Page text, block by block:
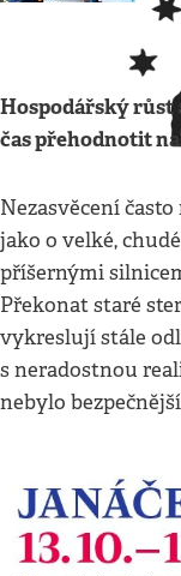
Hospodářský růst
čas přehodnotit
Nezasvěcení
jako o velké,
příšernými
Překonat staré
vykreslují stále
s neradostnou
nebylo